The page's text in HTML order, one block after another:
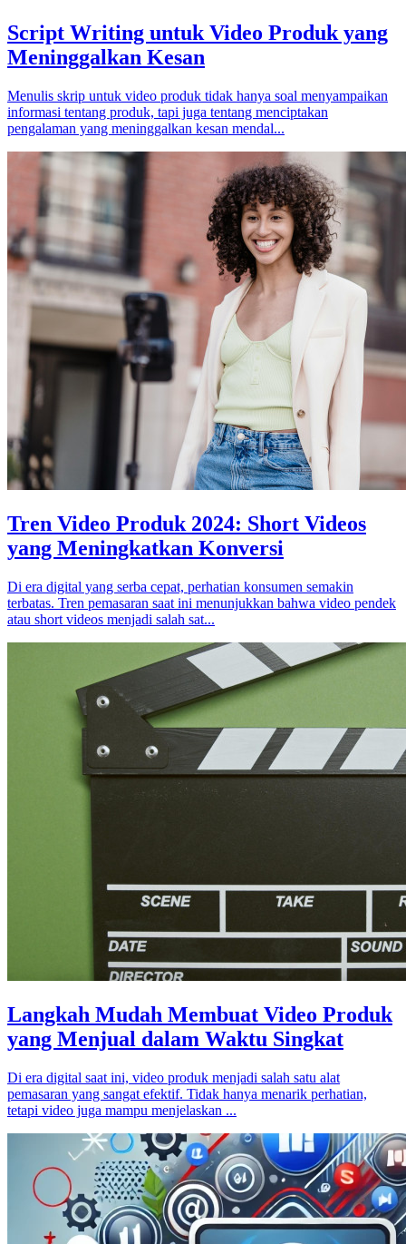
Script Writing untuk Video Produk yang
Meninggalkan Kesan
Menulis skrip untuk video produk tidak hanya soal menyampaikan
informasi tentang produk, tapi juga tentang menciptakan
pengalaman yang meninggalkan kesan mendal...
Tren Video Produk 2024: Short Videos
yang Meningkatkan Konversi
Di era digital yang serba cepat, perhatian konsumen semakin
terbatas. Tren pemasaran saat ini menunjukkan bahwa video pendek
atau short videos menjadi salah sat...
Langkah Mudah Membuat Video Produk
yang Menjual dalam Waktu Singkat
Di era digital saat ini, video produk menjadi salah satu alat
pemasaran yang sangat efektif. Tidak hanya menarik perhatian,
tetapi video juga mampu menjelaskan ...